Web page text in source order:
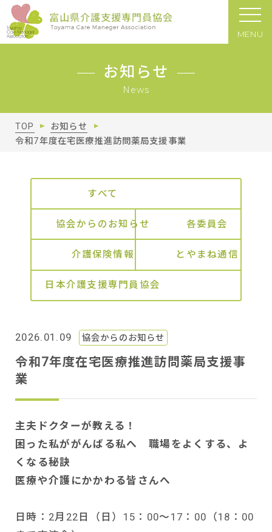
MENU
お知らせ
News
TOP
お知らせ
令和7年度在宅医療推進訪問薬局支援事業
すべて
協会からのお知らせ 各委員会
介護保険情報 とやまね通信
日本介護支援専門員協会
2026.01.09 協会からのお知らせ
令和7年度在宅医療推進訪問薬局支援事
業
主夫ドクターが教える！
困った私ががんばる私へ 職場をよくする、よ
くなる秘訣
医療や介護にかかわる皆さんへ
日時：2月22日（日）15：00～17：00（18：00